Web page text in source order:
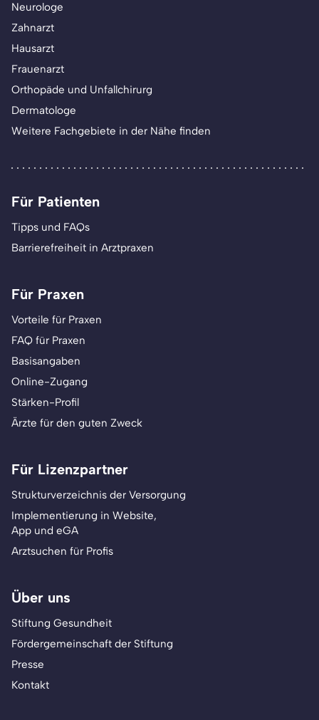
Neurologe
Zahnarzt
Hausarzt
Frauenarzt
Orthopäde und Unfallchirurg
Dermatologe
Weitere Fachgebiete in der Nähe finden
Für Patienten
Tipps und FAQs
Barrierefreiheit in Arztpraxen
Für Praxen
Vorteile für Praxen
FAQ für Praxen
Basisangaben
Online-Zugang
Stärken-Profil
Ärzte für den guten Zweck
Für Lizenzpartner
Strukturverzeichnis der Versorgung
Implementierung in Website,
App und eGA
Arztsuchen für Profis
Über uns
Stiftung Gesundheit
Fördergemeinschaft der Stiftung
Presse
Kontakt